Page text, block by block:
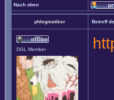
Nach oben
phlegmatiker Betreff
DGL Member